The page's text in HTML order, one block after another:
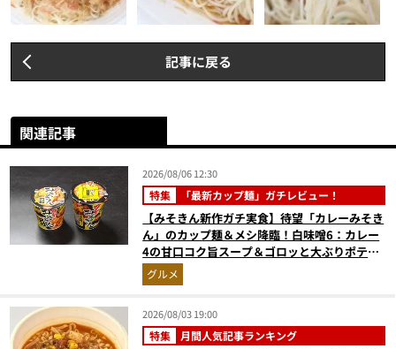
記事に戻る
関連記事
2026/08/06 12:30
特集 「最新カップ麺」ガチレビュー！
【みそきん新作ガチ実食】待望「カレーみそき
ん」のカップ麺＆メシ降臨！白味噌6：カレー
4の甘口コク旨スープ＆ゴロッと大ぶりポテト
に歓喜
グルメ
2026/08/03 19:00
特集 月間人気記事ランキング